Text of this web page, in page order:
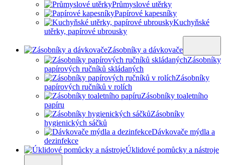
Průmyslové utěrky
Papírové kapesníky
Kuchyňské
utěrky, papírové ubrousky
Zásobníky a dávkovače
Zásobníky
papírových ručníků skládaných
Zásobníky
papírových ručníků v rolích
Zásobníky toaletního
papíru
Zásobníky
hygienických sáčků
Dávkovače mýdla a
dezinfekce
Úklidové pomůcky a nástroje